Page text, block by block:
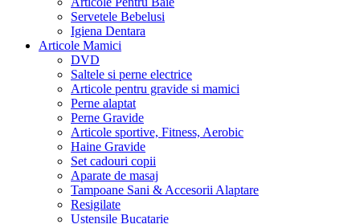
Servetele Bebelusi
Igiena Dentara
Articole Mamici
DVD
Saltele si perne electrice
Articole pentru gravide si mamici
Perne alaptat
Perne Gravide
Articole sportive, Fitness, Aerobic
Haine Gravide
Set cadouri copii
Aparate de masaj
Tampoane Sani & Accesorii Alaptare
Resigilate
Ustensile Bucatarie